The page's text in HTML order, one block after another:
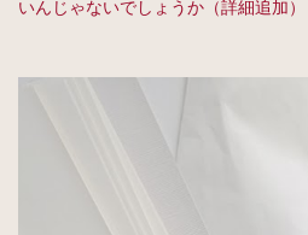
いんじゃないでしょうか（詳細追加）